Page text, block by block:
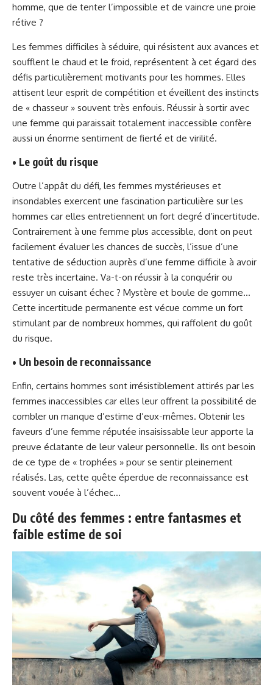
homme, que de tenter l’impossible et de vaincre une proie
rétive ?
Les femmes difficiles à séduire, qui résistent aux avances et
soufflent le chaud et le froid, représentent à cet égard des
défis particulièrement motivants pour les hommes. Elles
attisent leur esprit de compétition et éveillent des instincts
de « chasseur » souvent très enfouis. Réussir à sortir avec
une femme qui paraissait totalement inaccessible confère
aussi un énorme sentiment de fierté et de virilité.
• Le goût du risque
Outre l’appât du défi, les femmes mystérieuses et
insondables exercent une fascination particulière sur les
hommes car elles entretiennent un fort degré d’incertitude.
Contrairement à une femme plus accessible, dont on peut
facilement évaluer les chances de succès, l’issue d’une
tentative de séduction auprès d’une femme difficile à avoir
reste très incertaine. Va-t-on réussir à la conquérir ou
essuyer un cuisant échec ? Mystère et boule de gomme…
Cette incertitude permanente est vécue comme un fort
stimulant par de nombreux hommes, qui raffolent du goût
du risque.
• Un besoin de reconnaissance
Enfin, certains hommes sont irrésistiblement attirés par les
femmes inaccessibles car elles leur offrent la possibilité de
combler un manque d’estime d’eux-mêmes. Obtenir les
faveurs d’une femme réputée insaisissable leur apporte la
preuve éclatante de leur valeur personnelle. Ils ont besoin
de ce type de « trophées » pour se sentir pleinement
réalisés. Las, cette quête éperdue de reconnaissance est
souvent vouée à l’échec…
Du côté des femmes : entre fantasmes et
faible estime de soi